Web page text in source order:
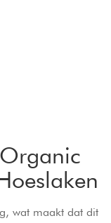
Organic
wat maakt dat dit